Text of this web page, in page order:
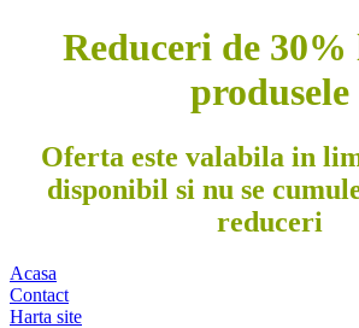
Reduceri de 30%
produsele
Oferta este valabila in
disponibil si nu se
reduceri
Acasa
Contact
Harta site